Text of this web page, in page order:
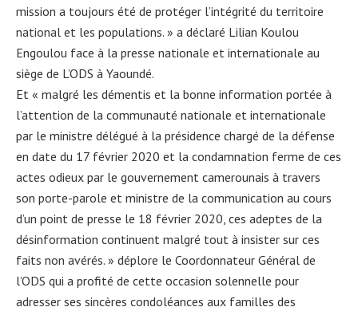
mission a toujours été de protéger l’intégrité du territoire
national et les populations. » a déclaré Lilian Koulou
Engoulou face à la presse nationale et internationale au
siège de L’ODS à Yaoundé.
Et « malgré les démentis et la bonne information portée à
l’attention de la communauté nationale et internationale
par le ministre délégué à la présidence chargé de la défense
en date du 17 février 2020 et la condamnation ferme de ces
actes odieux par le gouvernement camerounais à travers
son porte-parole et ministre de la communication au cours
d’un point de presse le 18 février 2020, ces adeptes de la
désinformation continuent malgré tout à insister sur ces
faits non avérés. » déplore le Coordonnateur Général de
l’ODS qui a profité de cette occasion solennelle pour
adresser ses sincères condoléances aux familles des